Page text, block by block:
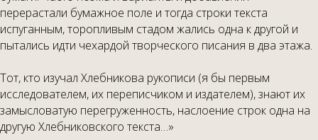
перерастали бумажное поле и тогда строки текста
испуганным, торопливым стадом жались одна к другой и
пытались идти чехардой творческого писания в два этажа.
Тот, кто изучал Хлебникова рукописи (я бы первым
исследователем, их переписчиком и издателем), знают их
замысловатую перегруженность, наслоение строк одна на
другую Хлебниковского текста…»